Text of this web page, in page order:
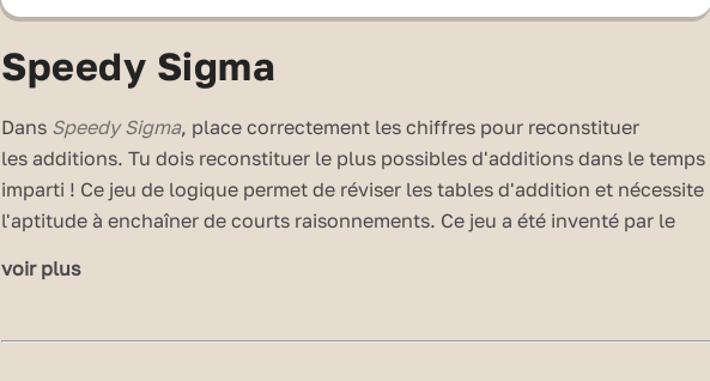
Speedy Sigma
Dans Speedy Sigma, place correctement les chiffres pour reconstituer
les additions. Tu dois reconstituer le plus possibles d'additions dans le temps
imparti ! Ce jeu de logique permet de réviser les tables d'addition et nécessite
l'aptitude à enchaîner de courts raisonnements. Ce jeu a été inventé par le
Modifié le 23/08/22
voir plus